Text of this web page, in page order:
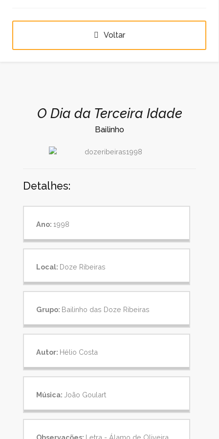
Voltar
O Dia da Terceira Idade
Bailinho
Detalhes:
Ano:1998
Local: Doze Ribeiras
Grupo: Bailinho das Doze Ribeiras
Autor: Hélio Costa
Música: João Goulart
Observações: Letra - Álamo de Oliveira